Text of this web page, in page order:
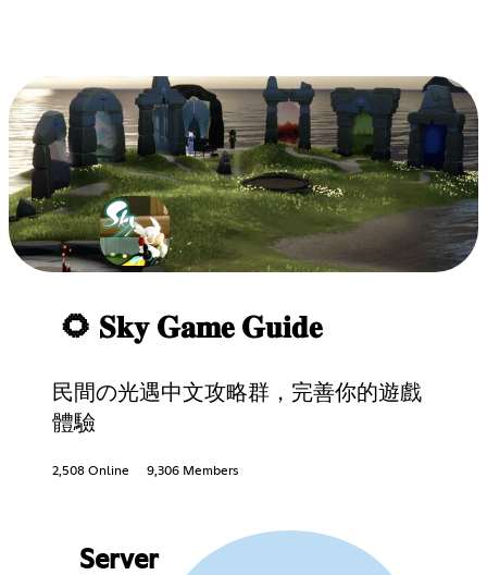
🌻 𝐒𝐤𝐲 𝐆𝐚𝐦𝐞 𝐆𝐮𝐢𝐝𝐞
民間の光遇中文攻略群，完善你的遊戲
體驗
2,508 Online 9,306 Members
Server